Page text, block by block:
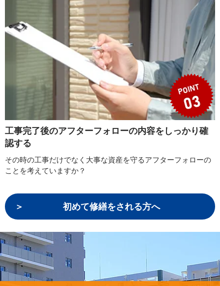
工事完了後のアフターフォローの内容をしっかり確
認する
その時の工事だけでなく大事な資産を守るアフターフォローの
ことを考えていますか？
初めて修繕をされる方へ